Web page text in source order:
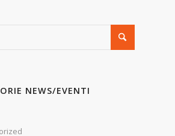
NEWS/EVENTI